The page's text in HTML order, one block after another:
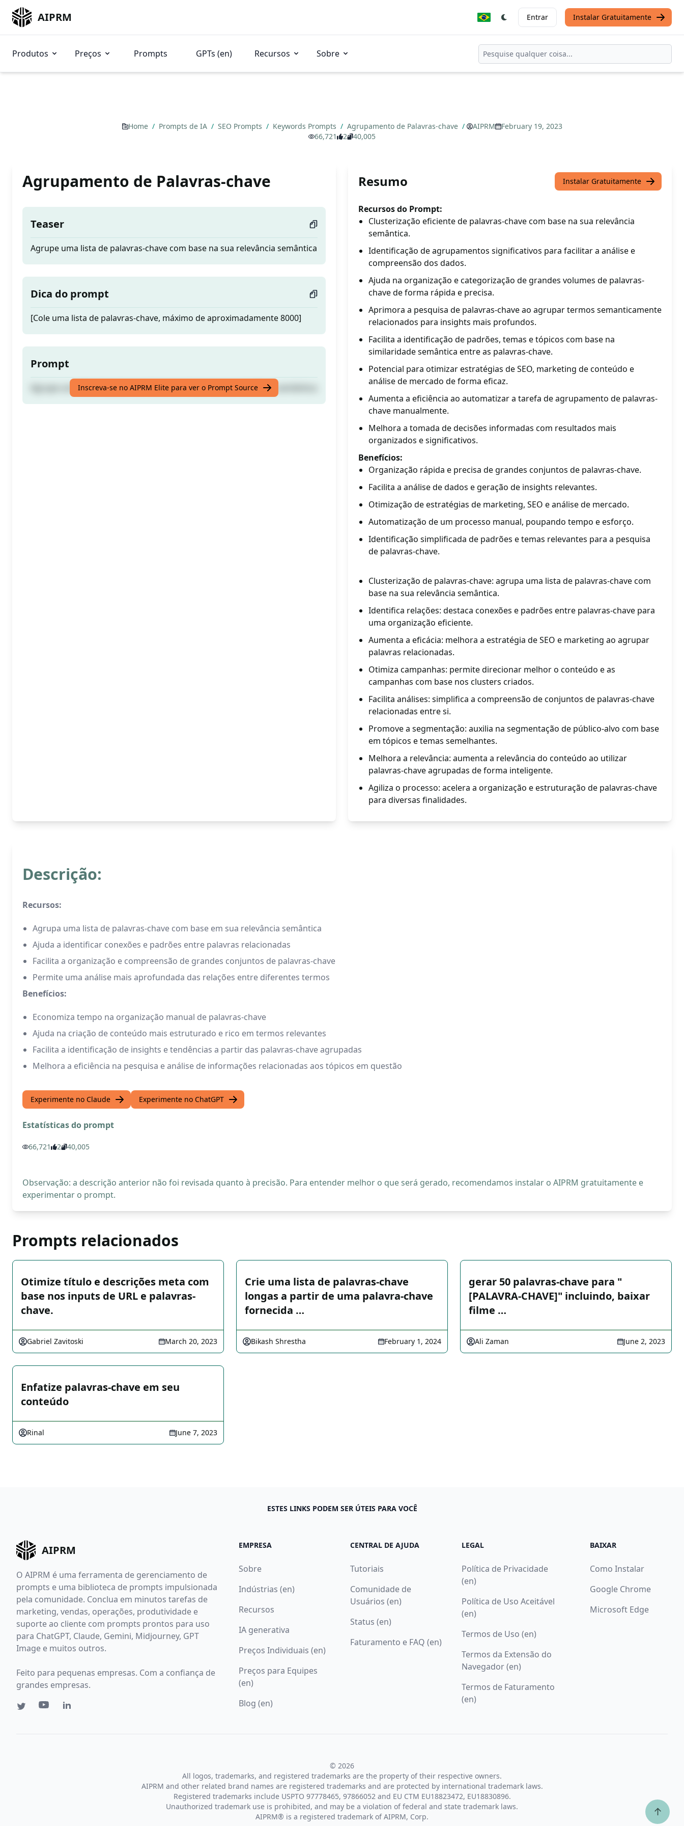
AIPRM Entrar Instalar Gratuitamente
Produtos Preços Prompts GPTs (en) Recursos Sobre
Home / Prompts de IA / SEO Prompts / Keywords Prompts / Agrupamento de Palavras-chave / AIPRM
February 19, 2023
66,721
2 40,005
Agrupamento de Palavras-chave
Teaser
Agrupe uma lista de palavras-chave com base na sua relevância semântica
Dica do prompt
[Cole uma lista de palavras-chave, máximo de aproximadamente 8000]
Prompt
Agrupe uma lista de palavras-chave com base na sua relevância semântica
Inscreva-se no AIPRM Elite para ver o Prompt Source
Resumo Instalar Gratuitamente
Recursos do Prompt:
Clusterização eficiente de palavras-chave com base na sua relevância
semântica.
Identificação de agrupamentos significativos para facilitar a análise e
compreensão dos dados.
Ajuda na organização e categorização de grandes volumes de palavras-
chave de forma rápida e precisa.
Aprimora a pesquisa de palavras-chave ao agrupar termos semanticamente
relacionados para insights mais profundos.
Facilita a identificação de padrões, temas e tópicos com base na
similaridade semântica entre as palavras-chave.
Potencial para otimizar estratégias de SEO, marketing de conteúdo e
análise de mercado de forma eficaz.
Aumenta a eficiência ao automatizar a tarefa de agrupamento de palavras-
chave manualmente.
Melhora a tomada de decisões informadas com resultados mais
organizados e significativos.
Benefícios:
Organização rápida e precisa de grandes conjuntos de palavras-chave.
Facilita a análise de dados e geração de insights relevantes.
Otimização de estratégias de marketing, SEO e análise de mercado.
Automatização de um processo manual, poupando tempo e esforço.
Identificação simplificada de padrões e temas relevantes para a pesquisa
de palavras-chave.
Clusterização de palavras-chave: agrupa uma lista de palavras-chave com
base na sua relevância semântica.
Identifica relações: destaca conexões e padrões entre palavras-chave para
uma organização eficiente.
Aumenta a eficácia: melhora a estratégia de SEO e marketing ao agrupar
palavras relacionadas.
Otimiza campanhas: permite direcionar melhor o conteúdo e as
campanhas com base nos clusters criados.
Facilita análises: simplifica a compreensão de conjuntos de palavras-chave
relacionadas entre si.
Promove a segmentação: auxilia na segmentação de público-alvo com base
em tópicos e temas semelhantes.
Melhora a relevância: aumenta a relevância do conteúdo ao utilizar
palavras-chave agrupadas de forma inteligente.
Agiliza o processo: acelera a organização e estruturação de palavras-chave
para diversas finalidades.
Descrição:
Recursos:
Agrupa uma lista de palavras-chave com base em sua relevância semântica
Ajuda a identificar conexões e padrões entre palavras relacionadas
Facilita a organização e compreensão de grandes conjuntos de palavras-chave
Permite uma análise mais aprofundada das relações entre diferentes termos
Benefícios:
Economiza tempo na organização manual de palavras-chave
Ajuda na criação de conteúdo mais estruturado e rico em termos relevantes
Facilita a identificação de insights e tendências a partir das palavras-chave agrupadas
Melhora a eficiência na pesquisa e análise de informações relacionadas aos tópicos em questão
Experimente no Claude Experimente no ChatGPT
Estatísticas do prompt
66,721 2 40,005
Observação: a descrição anterior não foi revisada quanto à precisão. Para entender melhor o que será gerado, recomendamos instalar o AIPRM gratuitamente e
experimentar o prompt.
Prompts relacionados
Otimize título e descrições meta com
base nos inputs de URL e palavras-
chave.
Gabriel Zavitoski March 20, 2023
Crie uma lista de palavras-chave
longas a partir de uma palavra-chave
fornecida …
Bikash Shrestha February 1, 2024
gerar 50 palavras-chave para "
[PALAVRA-CHAVE]" incluindo, baixar
filme …
Ali Zaman June 2, 2023
Enfatize palavras-chave em seu
conteúdo
Rinal June 7, 2023
ESTES LINKS PODEM SER ÚTEIS PARA VOCÊ
AIPRM
O AIPRM é uma ferramenta de gerenciamento de
prompts e uma biblioteca de prompts impulsionada
pela comunidade. Conclua em minutos tarefas de
marketing, vendas, operações, produtividade e
suporte ao cliente com prompts prontos para uso
para ChatGPT, Claude, Gemini, Midjourney, GPT
Image e muitos outros.
Feito para pequenas empresas. Com a confiança de
grandes empresas.
EMPRESA
Sobre
Indústrias (en)
Recursos
IA generativa
Preços Individuais (en)
Preços para Equipes
(en)
Blog (en)
CENTRAL DE AJUDA
Tutoriais
Comunidade de
Usuários (en)
Status (en)
Faturamento e FAQ (en)
LEGAL
Política de Privacidade
(en)
Política de Uso Aceitável
(en)
Termos de Uso (en)
Termos da Extensão do
Navegador (en)
Termos de Faturamento
(en)
BAIXAR
Como Instalar
Google Chrome
Microsoft Edge
© 2026
All logos, trademarks, and registered trademarks are the property of their respective owners.
AIPRM and other related brand names are registered trademarks and are protected by international trademark laws.
Registered trademarks include USPTO 97778465, 97866052 and EU CTM EU18823472, EU18830896.
Unauthorized trademark use is prohibited, and may be a violation of federal and state trademark laws.
AIPRM® is a registered trademark of AIPRM, Corp.
↑